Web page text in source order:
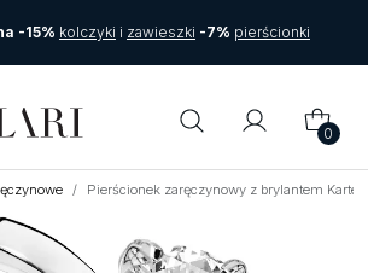
-15% kolczyki i zawieszki -7% pierścionki
0
Pierścionek zaręczynowy z brylantem